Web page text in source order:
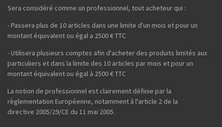
Sera considéré comme un professionnel, tout acheteur qui :
- Passera plus de 10 articles dans une limite d'un mois et pour un
montant équivalent ou égal a 2500 € TTC
- Utilisera plusieurs comptes afin d'acheter des produits limités aux
particuliers et dans la limite des 10 articles par mois et pour un
montant équivalent ou égal à 2500 € TTC
La notion de professionnel est clairement définie par la
règlementation Européenne, notamment à l'article 2 de la
directive 2005/29/CE du 11 mai 2005.